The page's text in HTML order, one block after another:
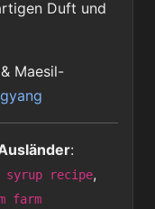
Duft und
Maesil-
:
syrup recipe,
farm